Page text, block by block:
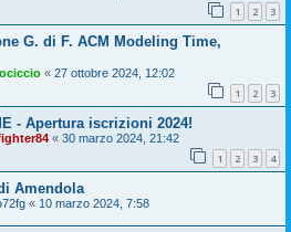
1 2 3
G. di F. ACM Modeling Time,
« 27 ottobre 2024, 12:02
1 2 3
- Apertura iscrizioni 2024!
« 30 marzo 2024, 21:42
1 2 3 4
Amendola
« 10 marzo 2024, 7:58